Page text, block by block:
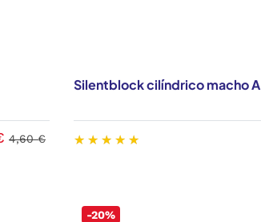
4,60 €
Silentblock cilíndrico macho A
-20%